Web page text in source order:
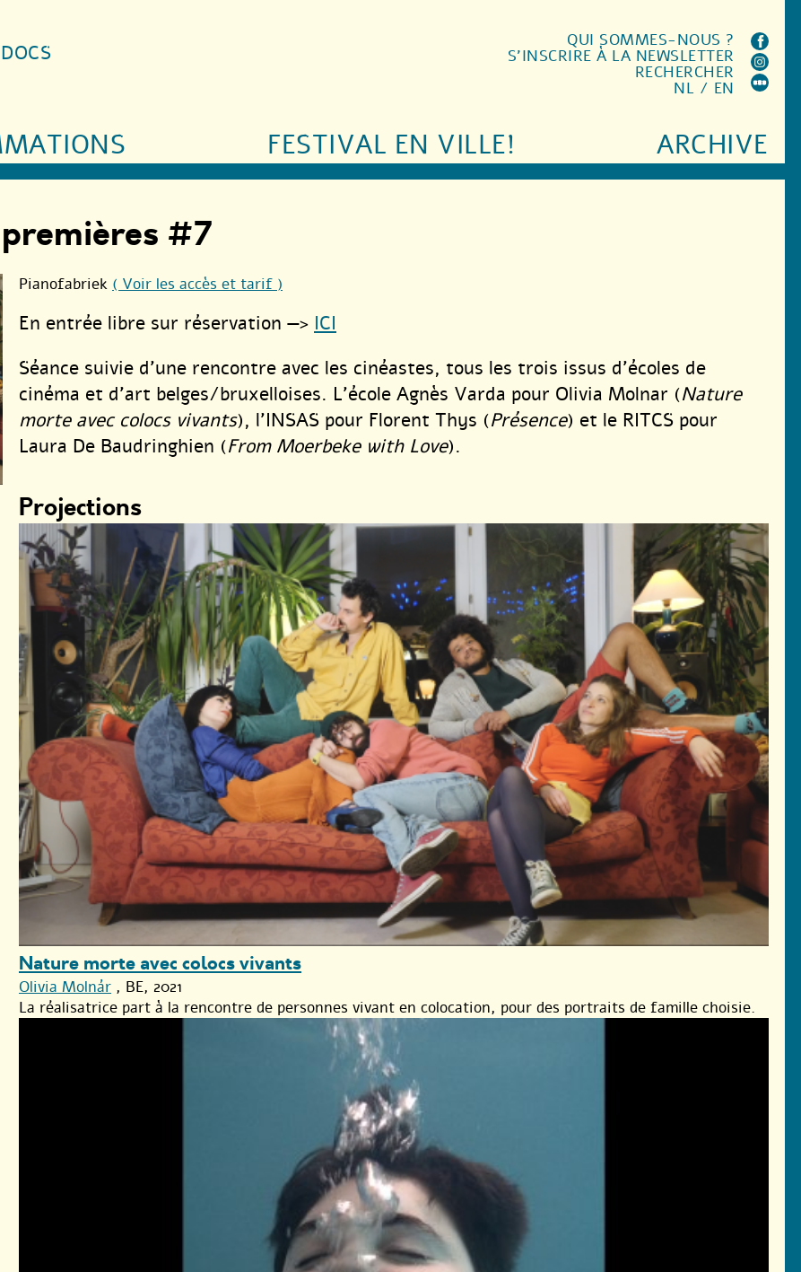
FESTIVAL EN VILLE! ARCHIVE
QUI SOMMES-NOUS ?
S'INSCRIRE À LA NEWSLETTER
RECHERCHER
NL / EN
#7
Pianofabriek ( Voir les accès et tarif )
En entrée libre sur réservation —> ICI
Séance suivie d’une rencontre avec les cinéastes, tous les trois issus d’écoles de
cinéma et d’art belges/bruxelloises. L’école Agnès Varda pour Olivia Molnar (Nature
morte avec colocs vivants), l’INSAS pour Florent Thys (Présence) et le RITCS pour
Laura De Baudringhien (From Moerbeke with Love).
Projections
Nature morte avec colocs vivants
Olivia Molnár , BE, 2021
La réalisatrice part à la rencontre de personnes vivant en colocation, pour des portraits de famille choisie.